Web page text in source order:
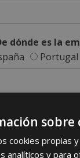
dónde es la
Portugal
y acepto la
sobre
cookies propias
analíticos y para